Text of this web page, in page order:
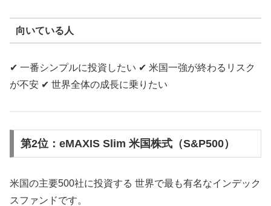
向いている人
✔ 一番シンプルに投資したい ✔ 米国一強が終わるリスク
が不安 ✔ 世界全体の成長に乗りたい
第2位：eMAXIS Slim 米国株式（S&P500）
米国の主要500社に投資する 世界で最も有名なインデック
スファンドです。